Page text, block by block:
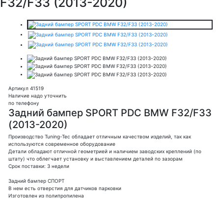
Артикул 41519
Наличие надо уточнить
по телефону
Задний бампер SPORT PDC BMW F32/F33
(2013-2020)
Производство Tuning-Tec обладает отличным качеством изделий, так как
используются современное оборудование
Детали обладают отличной геометрией и наличием заводских креплений (по
штату) что облегчает установку и выставлением деталей по зазорам
Срок поставки: 3 недели
Задний бампер СПОРТ
В нем есть отверстия для датчиков парковки
Изготовлен из полипропилена